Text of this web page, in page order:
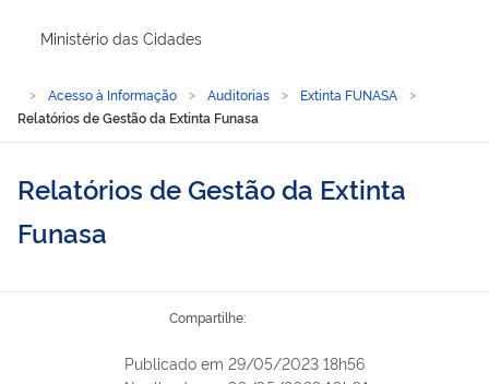
Ministério das Cidades
Você está aqui:
Página Inicial
Acesso à Informação Auditorias
Extinta FUNASA
Relatórios de Gestão da Extinta Funasa
Relatórios de Gestão da Extinta
Funasa
Compartilhe:
Publicado em 29/05/2023 18h56